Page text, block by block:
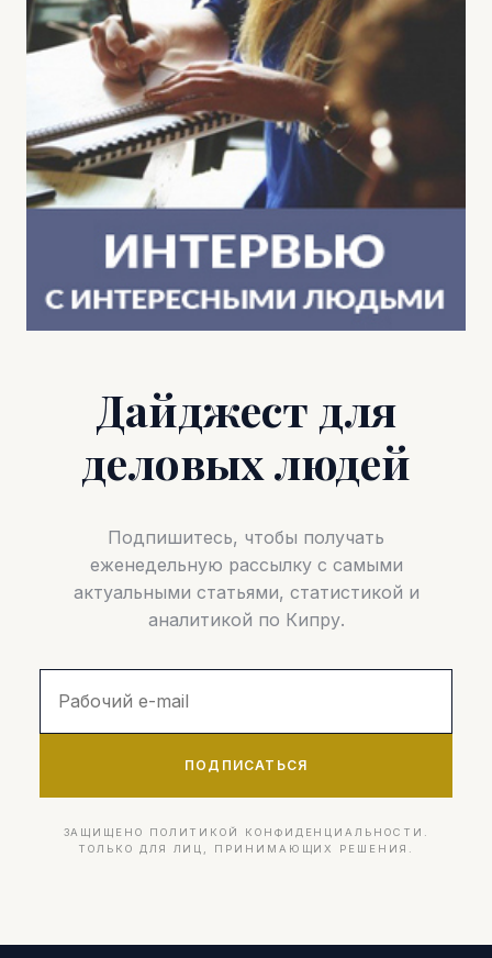
Дайджест для
деловых людей
Подпишитесь, чтобы получать
еженедельную рассылку с самыми
актуальными статьями, статистикой и
аналитикой по Кипру.
ПОДПИСАТЬСЯ
ЗАЩИЩЕНО ПОЛИТИКОЙ КОНФИДЕНЦИАЛЬНОСТИ.
ТОЛЬКО ДЛЯ ЛИЦ, ПРИНИМАЮЩИХ РЕШЕНИЯ.